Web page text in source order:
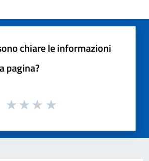
chiare le informazioni
pagina?